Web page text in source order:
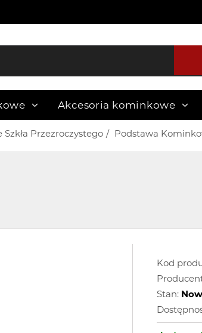
Akcesoria kominkowe
Szkła Przezroczystego Podstawa
Kod
Stan: